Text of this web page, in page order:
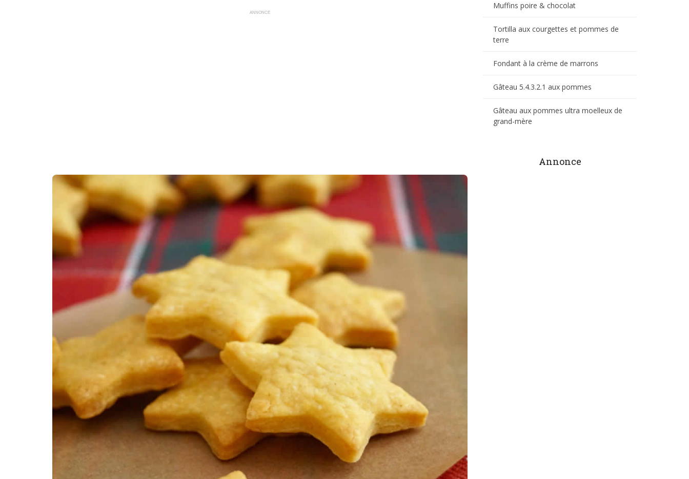
ANNONCE
Muffins poire & chocolat
Tortilla aux courgettes et pommes de
terre
Fondant à la crème de marrons
Gâteau 5.4.3.2.1 aux pommes
Gâteau aux pommes ultra moelleux de
grand-mère
Annonce